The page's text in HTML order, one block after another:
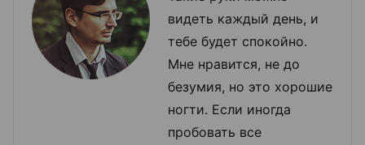
видеть каждый день, и
тебе будет спокойно.
Мне нравится, не до
безумия, но это хорошие
ногти. Если иногда
пробовать все